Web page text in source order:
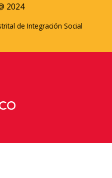
2024
de Integración Social